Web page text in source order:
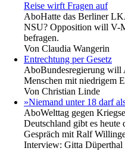
Reise wirft Fragen auf
AboHatte das Berliner
NSU? Opposition will V-
befragen.
Von Claudia Wangerin
Entrechtung per Gesetz
AboBundesregierung will
Menschen mit niedrigem
Von Christian Linde
»Niemand unter 18 darf
AboWelttag gegen
Deutschland gibt es
Gespräch mit Ralf
Interview: Gitta Düperthal